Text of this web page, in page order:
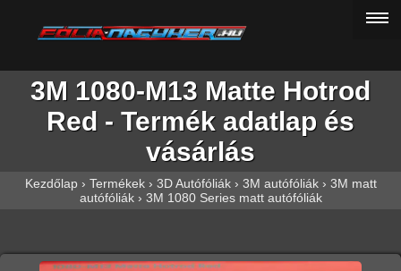
3M 1080-M13 Matte Hotrod
Red - Termék adatlap és
vásárlás
Kezdőlap› Termékek› 3D Autófóliák› 3M autófóliák› 3M matt
autófóliák› 3M 1080 Series matt autófóliák